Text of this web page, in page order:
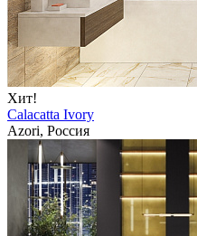
Хит!
Calacatta Ivory
Azori, Россия